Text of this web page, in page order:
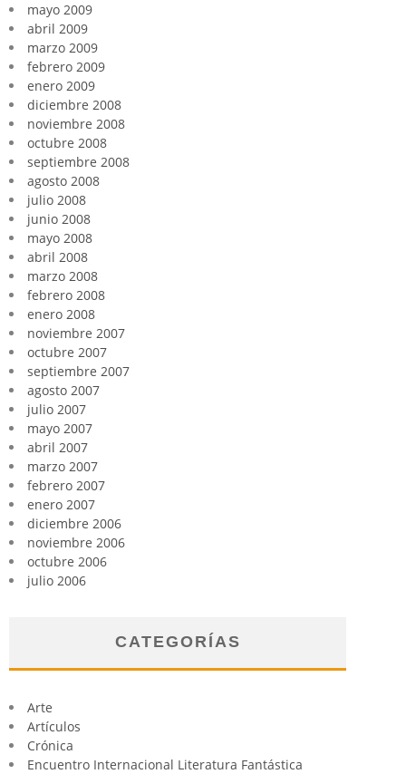
mayo 2009
abril 2009
marzo 2009
febrero 2009
enero 2009
diciembre 2008
noviembre 2008
octubre 2008
septiembre 2008
agosto 2008
julio 2008
junio 2008
mayo 2008
abril 2008
marzo 2008
febrero 2008
enero 2008
noviembre 2007
octubre 2007
septiembre 2007
agosto 2007
julio 2007
mayo 2007
abril 2007
marzo 2007
febrero 2007
enero 2007
diciembre 2006
noviembre 2006
octubre 2006
julio 2006
CATEGORÍAS
Arte
Artículos
Crónica
Encuentro Internacional Literatura Fantástica